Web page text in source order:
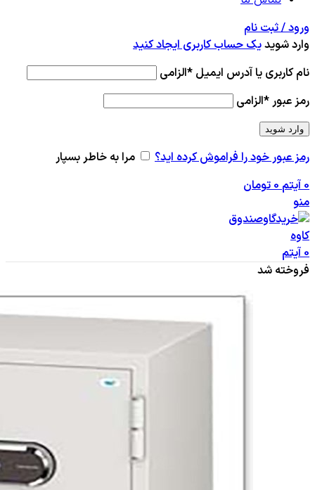
ورود / ثبت نام
وارد شویدیک حساب کاربری ایجاد کنید
نام کاربری یا آدرس ایمیل *الزامی
رمز عبور*الزامی
وارد شوید
رمز عبور خود را فراموش کرده اید؟
مرا به خاطر بسپار
0آیتم 0تومان
منو
0آیتم
فروخته شد